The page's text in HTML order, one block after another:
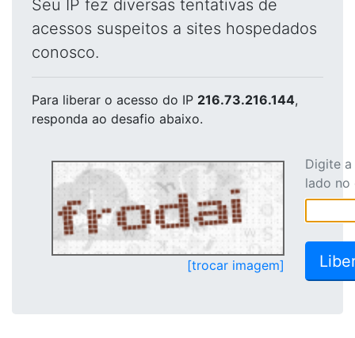
Seu IP fez diversas tentativas de
acessos suspeitos a sites hospedados
conosco.
Para liberar o acesso do IP 216.73.216.144,
responda ao desafio abaixo.
[trocar imagem]
Digite
lado no